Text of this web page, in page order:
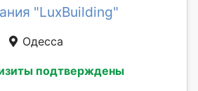
"LuxBuilding"
Одесса
подтверждены